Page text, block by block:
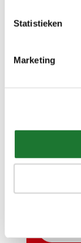
Statistieken
Marketing
Neem
Onze
woord.